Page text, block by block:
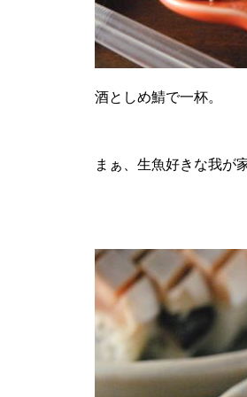
酒としめ鯖で一杯。
まぁ、生魚好きな我が